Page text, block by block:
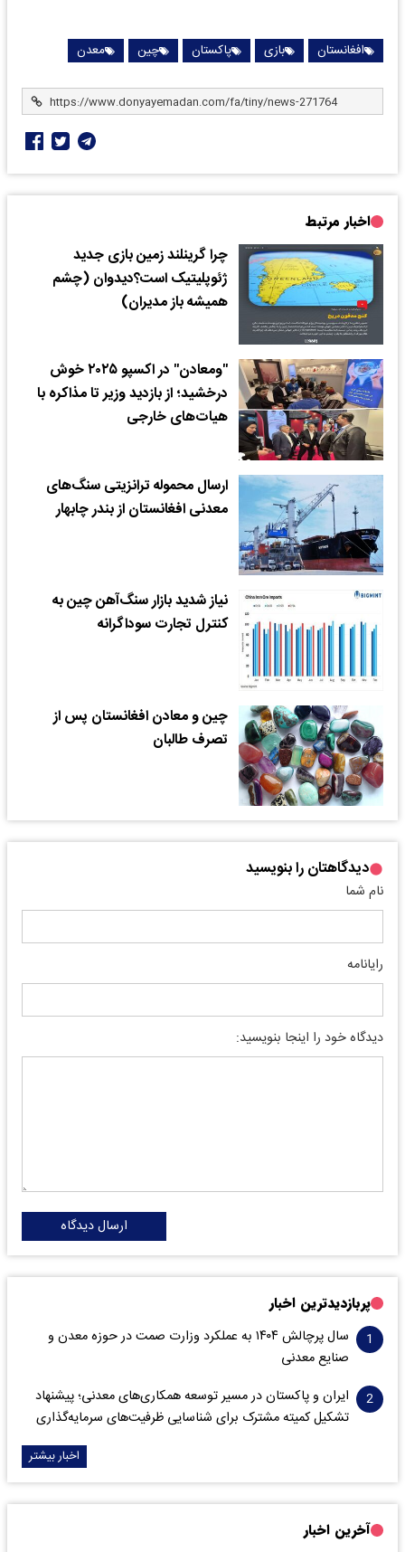
افغانستان بازی پاکستان چین معدن
اخبار مرتبط
چرا گرینلند زمین بازی جدید
ژئوپلیتیک است؟دیدوان (چشم
همیشه باز مدیران)
"ومعادن" در اکسپو ۲۰۲۵ خوش
درخشید؛ از بازدید وزیر تا مذاکره با
هیات‌های خارجی
ارسال محموله ترانزیتی سنگ‌های
معدنی افغانستان از بندر چابهار
نیاز شدید بازار سنگ‌آهن چین به
کنترل تجارت سوداگرانه
چین و معادن افغانستان پس از
تصرف طالبان
دیدگاهتان را بنویسید
نام شما
رایانامه
دیدگاه خود را اینجا بنویسید:
ارسال دیدگاه
پربازدیدترین اخبار
سال پرچالش ۱۴۰۴ به عملکرد وزارت صمت در حوزه معدن و
صنایع معدنی
ایران و پاکستان در مسیر توسعه همکاری‌های معدنی؛ پیشنهاد
تشکیل کمیته مشترک برای شناسایی ظرفیت‌های سرمایه‌گذاری
اخبار بیشتر
آخرین اخبار